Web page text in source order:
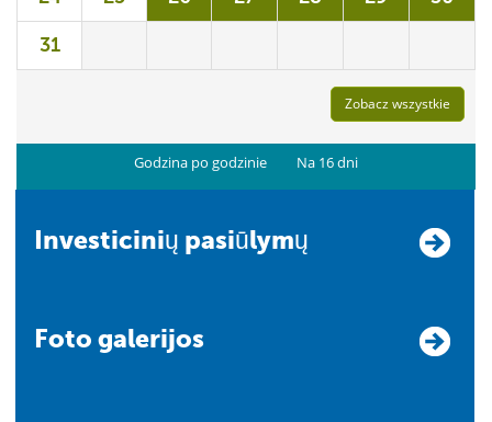
31
Zobacz wszystkie
Godzina po godzinie Na 16 dni
Investicinių pasiūlymų
Foto galerijos